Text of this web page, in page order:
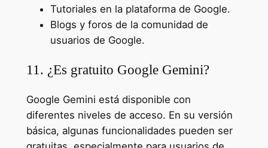
Tutoriales en la plataforma de Google.
Blogs y foros de la comunidad de
usuarios de Google.
11. ¿Es gratuito Google Gemini?
Google Gemini está disponible con
diferentes niveles de acceso. En su versión
básica, algunas funcionalidades pueden ser